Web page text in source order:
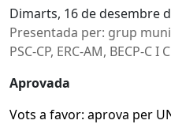
Dimarts, 16 de desembre
Presentada per: grup
PSC-CP, ERC-AM, BECP-C I
Aprovada
Vots a favor: aprova per